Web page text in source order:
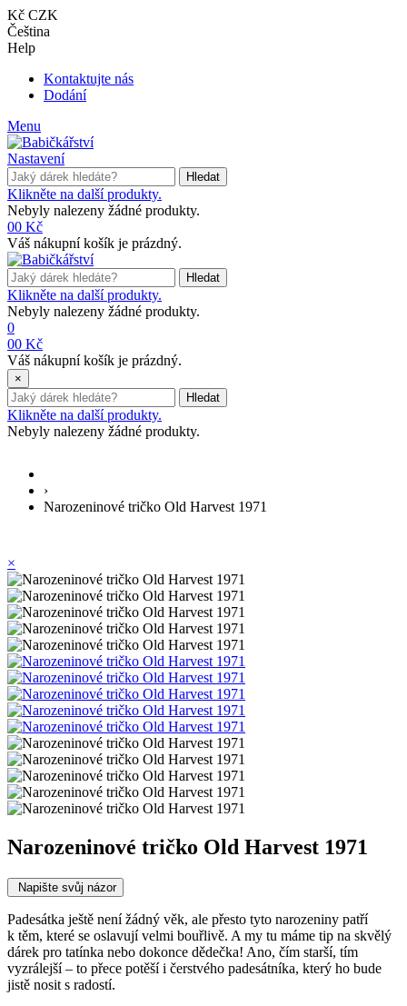
Kč CZK
Čeština
Help
Kontaktujte nás
Dodání
Menu
Nastavení
Hledat
Klikněte na další produkty.
Nebyly nalezeny žádné produkty.
00 Kč
Váš nákupní košík je prázdný.
Hledat
Klikněte na další produkty.
Nebyly nalezeny žádné produkty.
0
00 Kč
Váš nákupní košík je prázdný.
×
Hledat
Klikněte na další produkty.
Nebyly nalezeny žádné produkty.
›
Narozeninové tričko Old Harvest 1971
×
Narozeninové tričko Old Harvest 1971
Napište svůj názor
Padesátka ještě není žádný věk, ale přesto tyto narozeniny patří
k těm, které se oslavují velmi bouřlivě. A my tu máme tip na skvělý
dárek pro tatínka nebo dokonce dědečka! Ano, čím starší, tím
vyzrálejší – to přece potěší i čerstvého padesátníka, který ho bude
jistě nosit s radostí.